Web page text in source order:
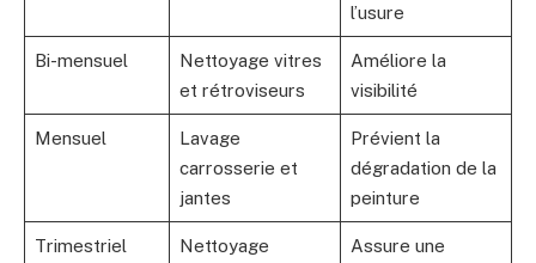
l’usure
Bi-mensuel
Nettoyage vitres
et rétroviseurs
Améliore la
visibilité
Mensuel
Lavage
carrosserie et
jantes
Prévient la
dégradation de la
peinture
Trimestriel
Nettoyage
Assure une